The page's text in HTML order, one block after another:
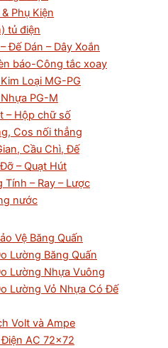
Phụ Kiện
tủ điện
Đế Dán – Dây Xoắn
báo-Công tắc xoay
Loại MG-PG
PG-M
– Hộp chữ số
Cos nối thẳng
Cầu Chì, Đế
– Quạt Hút
Tính – Ray – Lược
nước
Vệ Băng Quấn
Lường Băng Quấn
Lường Nhựa Vuông
Lường Vỏ Nhựa Có Đế
Volt và Ampe
AC 72×72